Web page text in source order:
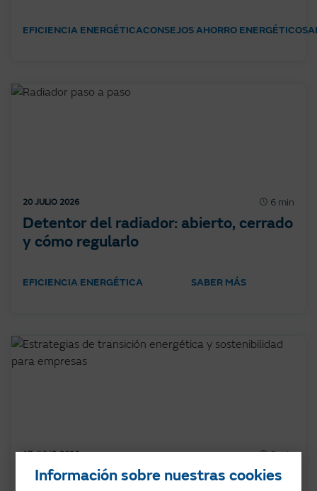
EFICIENCIA ENERGÉTICACONSEJOS AHORRO ENERGÉTICO
20 JULIO 2026 6 min
Detentor del radiador: abierto, cerrado
y cómo regularlo
EFICIENCIA ENERGÉTICA SABER MÁS
17 JULIO 2026 8 min
Transición energética en empresas:
Información sobre nuestras cookies